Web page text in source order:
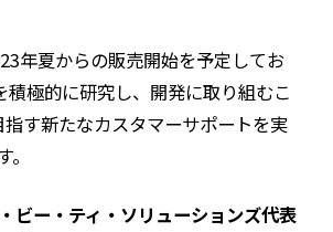
年夏からの販売開始を予定してお
積極的に研究し、開発に取り組むこ
指す新たなカスタマーサポートを実
ビー・ティ・ソリューションズ代表